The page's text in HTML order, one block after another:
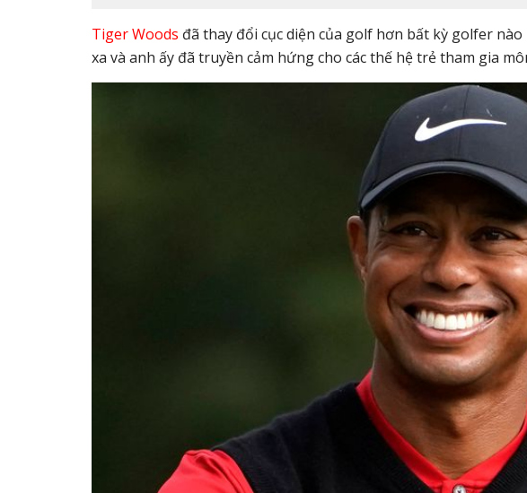
Tiger Woods đã thay đổi cục diện của golf hơn bất kỳ golfer
xa và anh ấy đã truyền cảm hứng cho các thế hệ trẻ tham gia